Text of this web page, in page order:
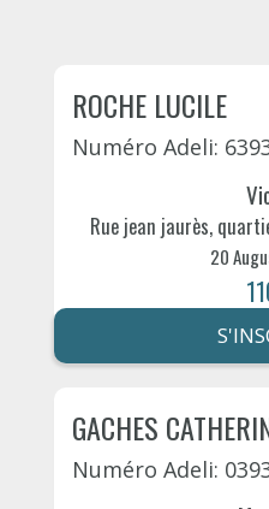
ROCHE LUCILE
Numéro Adeli:
Rue jean jaurès,
20
GACHES
Numéro Adeli: